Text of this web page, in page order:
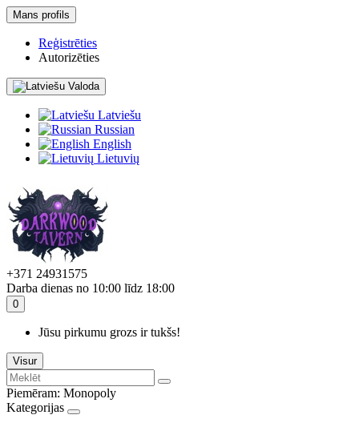
Mans profils
Reģistrēties
Autorizēties
Valoda
Latviešu
Russian
English
Lietuvių
+371 24931575
Darba dienas no 10:00 līdz 18:00
0
Jūsu pirkumu grozs ir tukšs!
Visur
Piemēram: Monopoly
Kategorijas